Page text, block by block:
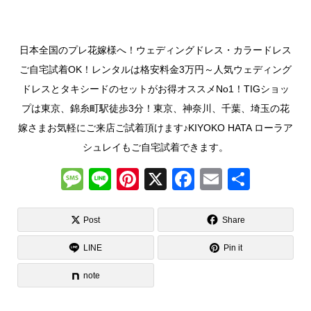
日本全国のプレ花嫁様へ！ウェディングドレス・カラードレス
ご自宅試着OK！レンタルは格安料金3万円～人気ウェディング
ドレスとタキシードのセットがお得オススメNo1！TIGショッ
プは東京、錦糸町駅徒歩3分！東京、神奈川、千葉、埼玉の花
嫁さまお気軽にご来店ご試着頂けます♪KIYOKO HATA ローラア
シュレイもご自宅試着できます。
M
e
ss
a
g
e
Li
n
Pi
nt
st
X
F
a
c
e
b
E
m
ail
有
Post Share
LINE Pin it
note